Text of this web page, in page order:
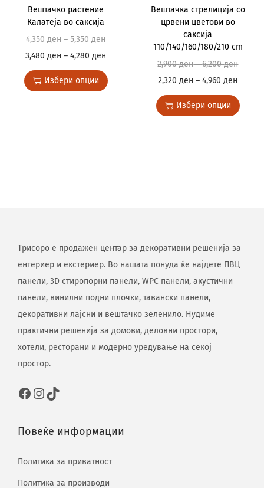
Вештачко растение
Калатеја во саксија
4,350ден–5,350ден
3,480ден –4,280ден
Избери опции
Вештачка стрелиција со
црвени цветови во
саксија
110/140/160/180/210 cm
2,900ден–6,200ден
2,320ден –4,960ден
Избери опции
Трисоро е продажен центар за декоративни решенија за
ентериер и екстериер. Во нашата понуда ќе најдете ПВЦ
панели, 3D стиропорни панели, WPC панели, акустични
панели, винилни подни плочки, тавански панели,
декоративни лајсни и вештачко зеленило. Нудиме
практични решенија за домови, деловни простори,
хотели, ресторани и модерно уредување на секој
простор.
Повеќе информации
Политика за приватност
Политика за производи